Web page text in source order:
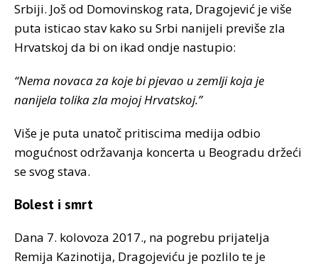
Srbiji. Još od Domovinskog rata, Dragojević je više
puta isticao stav kako su Srbi nanijeli previše zla
Hrvatskoj da bi on ikad ondje nastupio:
“Nema novaca za koje bi pjevao u zemlji koja je
nanijela tolika zla mojoj Hrvatskoj.”
Više je puta unatoč pritiscima medija odbio
mogućnost održavanja koncerta u Beogradu držeći
se svog stava.
Bolest i smrt
Dana 7. kolovoza 2017., na pogrebu prijatelja
Remija Kazinotija, Dragojeviću je pozlilo te je